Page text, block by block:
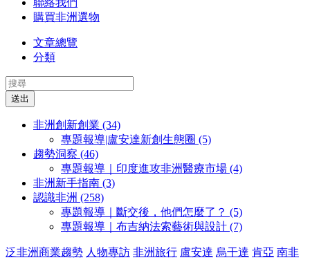
聯絡我們
購買非洲選物
文章總覽
分類
送出
非洲創新創業 (34)
專題報導|盧安達新創生態圈 (5)
趨勢洞察 (46)
專題報導｜印度進攻非洲醫療市場 (4)
非洲新手指南 (3)
認識非洲 (258)
專題報導｜斷交後，他們怎麼了？ (5)
專題報導｜布吉納法索藝術與設計 (7)
泛非洲商業趨勢 人物專訪 非洲旅行 盧安達 烏干達 肯亞 南非